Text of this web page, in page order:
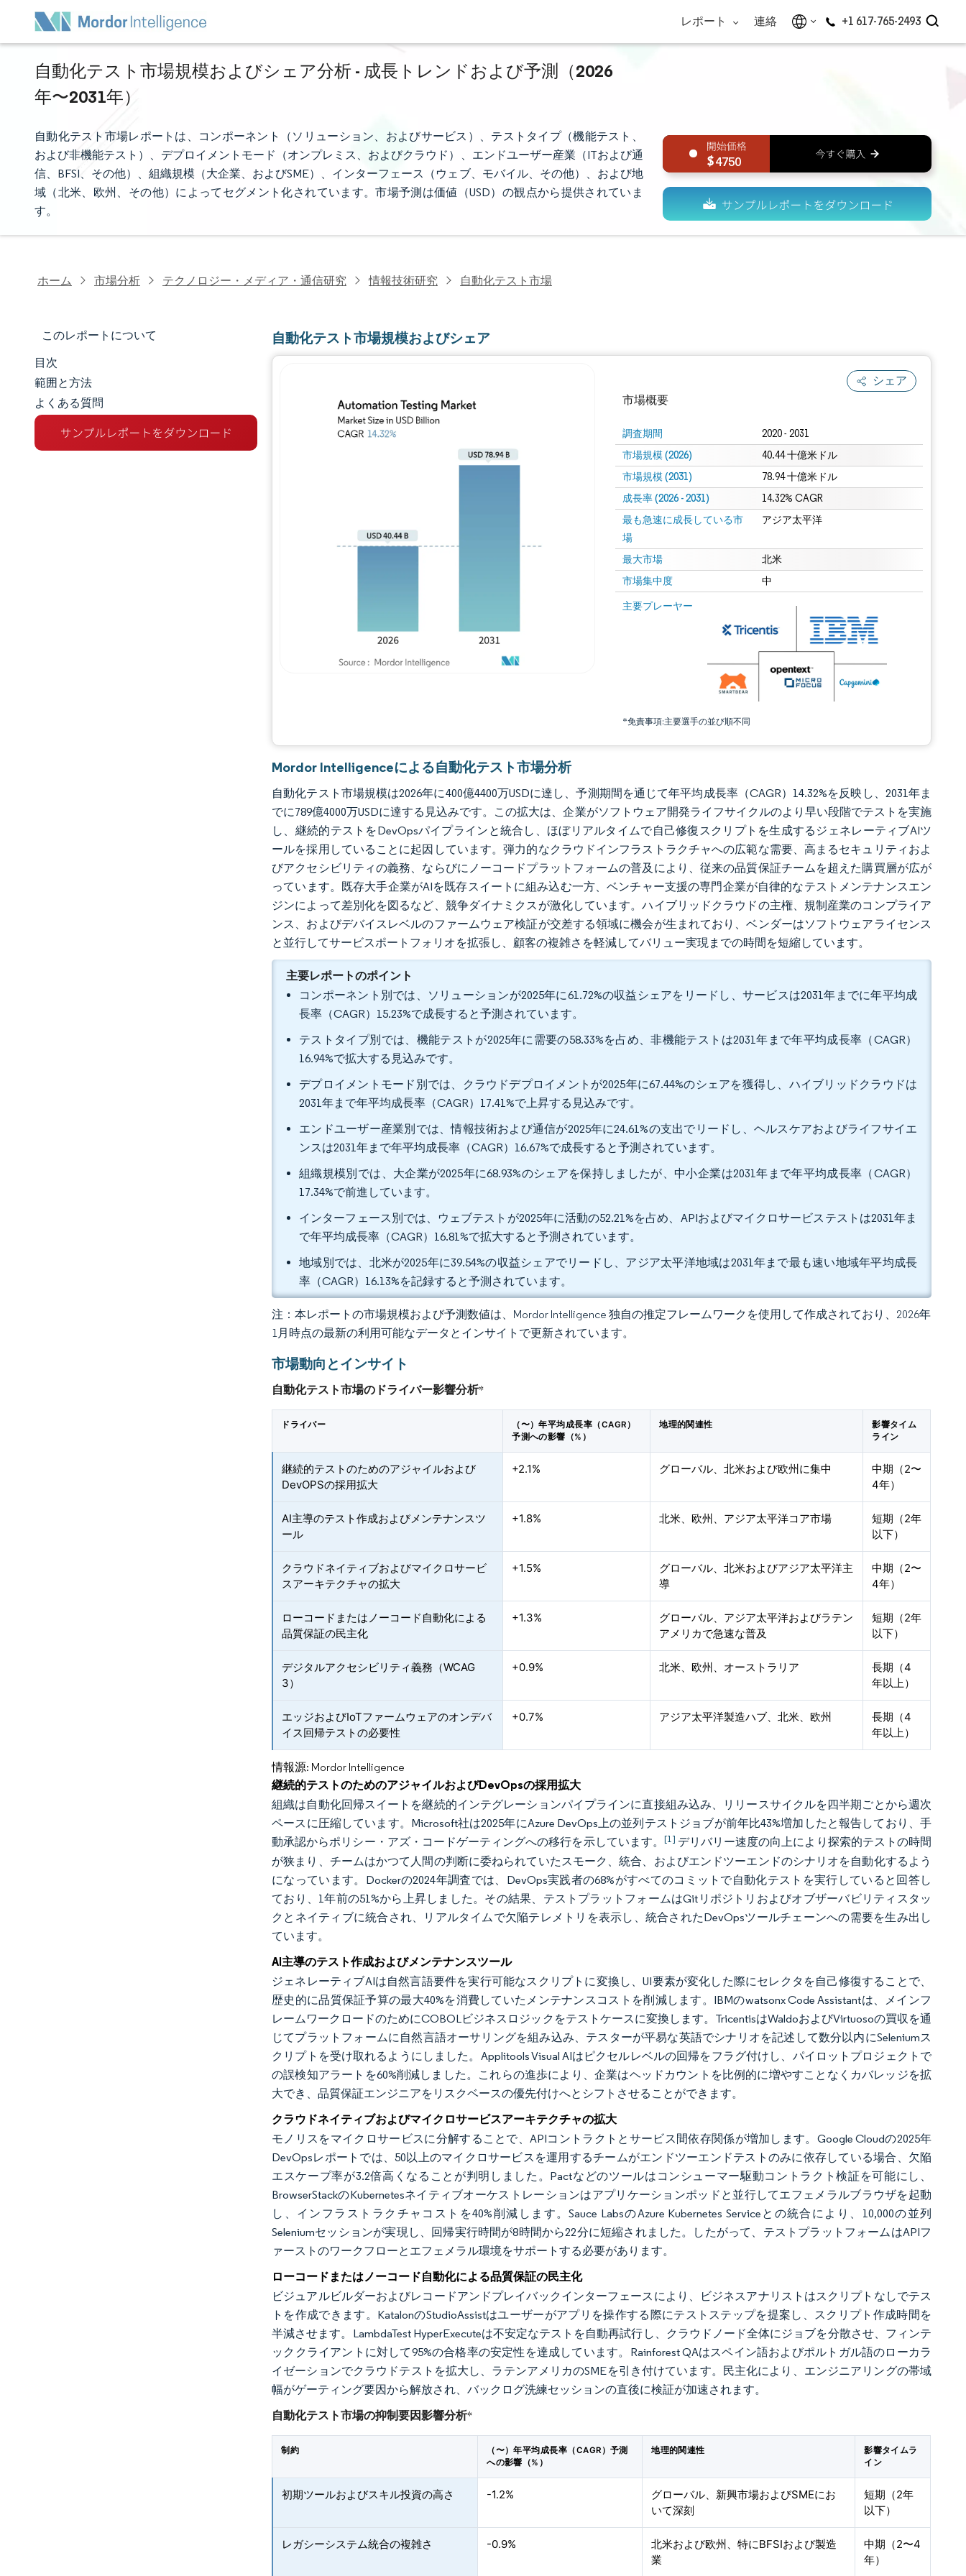
レポート 連絡 +1 617-765-2493
自動化テスト市場規模およびシェア分析 - 成長トレンドおよび予測（2026
年〜2031年）
自動化テスト市場レポートは、コンポーネント（ソリューション、およびサービス）、テストタイプ（機能テスト、
および非機能テスト）、デプロイメントモード（オンプレミス、およびクラウド）、エンドユーザー産業（ITおよび通
信、BFSI、その他）、組織規模（大企業、およびSME）、インターフェース（ウェブ、モバイル、その他）、および地
域（北米、欧州、その他）によってセグメント化されています。市場予測は価値（USD）の観点から提供されていま
す。
4750
ホーム 市場分析 テクノロジー・メディア・通信研究 情報技術研究 自動化テスト市場
このレポートについて
市場規模とシェア
市場分析
トレンドとインサイト
目次
範囲と方法
よくある質問
自動化テスト市場規模およびシェア
シェア
市場概要
調査期間 2020 - 2031
市場規模 (2026) 40.44 十億米ドル
市場規模 (2031) 78.94 十億米ドル
成長率 (2026 - 2031) 14.32% CAGR
最も急速に成長している市
場
アジア太平洋
最大市場 北米
市場集中度 中
主要プレーヤー
*免責事項:主要選手の並び順不同
画像 © Mordor Intelligence。再利用にはCC BY 4.0の表示が必要です。
画像 © Mordor Intelligence。再利用にはCC BY 4.0の表示が必要です。
Mordor Intelligenceによる自動化テスト市場分析
自動化テスト市場規模は2026年に400億4400万USDに達し、予測期間を通じて年平均成長率（CAGR）14.32%を反映し、2031年ま
でに789億4000万USDに達する見込みです。この拡大は、企業がソフトウェア開発ライフサイクルのより早い段階でテストを実施
し、継続的テストをDevOpsパイプラインと統合し、ほぼリアルタイムで自己修復スクリプトを生成するジェネレーティブAIツ
ールを採用していることに起因しています。弾力的なクラウドインフラストラクチャへの広範な需要、高まるセキュリティおよ
びアクセシビリティの義務、ならびにノーコードプラットフォームの普及により、従来の品質保証チームを超えた購買層が広が
っています。既存大手企業がAIを既存スイートに組み込む一方、ベンチャー支援の専門企業が自律的なテストメンテナンスエン
ジンによって差別化を図るなど、競争ダイナミクスが激化しています。ハイブリッドクラウドの主権、規制産業のコンプライア
ンス、およびデバイスレベルのファームウェア検証が交差する領域に機会が生まれており、ベンダーはソフトウェアライセンス
と並行してサービスポートフォリオを拡張し、顧客の複雑さを軽減してバリュー実現までの時間を短縮しています。
主要レポートのポイント
コンポーネント別では、ソリューションが2025年に61.72%の収益シェアをリードし、サービスは2031年までに年平均成
長率（CAGR）15.23%で成長すると予測されています。
テストタイプ別では、機能テストが2025年に需要の58.33%を占め、非機能テストは2031年まで年平均成長率（CAGR）
16.94%で拡大する見込みです。
デプロイメントモード別では、クラウドデプロイメントが2025年に67.44%のシェアを獲得し、ハイブリッドクラウドは
2031年まで年平均成長率（CAGR）17.41%で上昇する見込みです。
エンドユーザー産業別では、情報技術および通信が2025年に24.61%の支出でリードし、ヘルスケアおよびライフサイエ
ンスは2031年まで年平均成長率（CAGR）16.67%で成長すると予測されています。
組織規模別では、大企業が2025年に68.93%のシェアを保持しましたが、中小企業は2031年まで年平均成長率（CAGR）
17.34%で前進しています。
インターフェース別では、ウェブテストが2025年に活動の52.21%を占め、APIおよびマイクロサービステストは2031年ま
で年平均成長率（CAGR）16.81%で拡大すると予測されています。
地域別では、北米が2025年に39.54%の収益シェアでリードし、アジア太平洋地域は2031年まで最も速い地域年平均成長
率（CAGR）16.13%を記録すると予測されています。
注：本レポートの市場規模および予測数値は、Mordor Intelligence 独自の推定フレームワークを使用して作成されており、2026年
1月時点の最新の利用可能なデータとインサイトで更新されています。
市場動向とインサイト
自動化テスト市場のドライバー影響分析*
ドライバー
（〜）年平均成長率（CAGR）
予測への影響（%）
地理的関連性
影響タイム
ライン
継続的テストのためのアジャイルおよび
DevOPSの採用拡大
+2.1% グローバル、北米および欧州に集中
中期（2〜
4年）
AI主導のテスト作成およびメンテナンスツ
ール
+1.8% 北米、欧州、アジア太平洋コア市場
短期（2年
以下）
クラウドネイティブおよびマイクロサービ
スアーキテクチャの拡大
+1.5%
グローバル、北米およびアジア太平洋主
導
中期（2〜
4年）
ローコードまたはノーコード自動化による
品質保証の民主化
+1.3%
グローバル、アジア太平洋およびラテン
アメリカで急速な普及
短期（2年
以下）
デジタルアクセシビリティ義務（WCAG
3）
+0.9% 北米、欧州、オーストラリア
長期（4
年以上）
エッジおよびIoTファームウェアのオンデバ
イス回帰テストの必要性
+0.7% アジア太平洋製造ハブ、北米、欧州
長期（4
年以上）
情報源: Mordor Intelligence
継続的テストのためのアジャイルおよびDevOpsの採用拡大
組織は自動化回帰スイートを継続的インテグレーションパイプラインに直接組み込み、リリースサイクルを四半期ごとから週次
ペースに圧縮しています。Microsoft社は2025年にAzure DevOps上の並列テストジョブが前年比43%増加したと報告しており、手
動承認からポリシー・アズ・コードゲーティングへの移行を示しています。 [1] デリバリー速度の向上により探索的テストの時間
が狭まり、チームはかつて人間の判断に委ねられていたスモーク、統合、およびエンドツーエンドのシナリオを自動化するよう
になっています。Dockerの2024年調査では、DevOps実践者の68%がすべてのコミットで自動化テストを実行していると回答し
ており、1年前の51%から上昇しました。その結果、テストプラットフォームはGitリポジトリおよびオブザーバビリティスタッ
クとネイティブに統合され、リアルタイムで欠陥テレメトリを表示し、統合されたDevOpsツールチェーンへの需要を生み出し
ています。
AI主導のテスト作成およびメンテナンスツール
ジェネレーティブAIは自然言語要件を実行可能なスクリプトに変換し、UI要素が変化した際にセレクタを自己修復することで、
歴史的に品質保証予算の最大40%を消費していたメンテナンスコストを削減します。IBMのwatsonx Code Assistantは、メインフ
レームワークロードのためにCOBOLビジネスロジックをテストケースに変換します。TricentisはWaldoおよびVirtuosoの買収を通
じてプラットフォームに自然言語オーサリングを組み込み、テスターが平易な英語でシナリオを記述して数分以内にSeleniumス
クリプトを受け取れるようにしました。Applitools Visual AIはピクセルレベルの回帰をフラグ付けし、パイロットプロジェクトで
の誤検知アラートを60%削減しました。これらの進歩により、企業はヘッドカウントを比例的に増やすことなくカバレッジを拡
大でき、品質保証エンジニアをリスクベースの優先付けへとシフトさせることができます。
クラウドネイティブおよびマイクロサービスアーキテクチャの拡大
モノリスをマイクロサービスに分解することで、APIコントラクトとサービス間依存関係が増加します。Google Cloudの2025年
DevOpsレポートでは、50以上のマイクロサービスを運用するチームがエンドツーエンドテストのみに依存している場合、欠陥
エスケープ率が3.2倍高くなることが判明しました。Pactなどのツールはコンシューマー駆動コントラクト検証を可能にし、
BrowserStackのKubernetesネイティブオーケストレーションはアプリケーションポッドと並行してエフェメラルブラウザを起動
し、インフラストラクチャコストを40%削減します。Sauce LabsのAzure Kubernetes Serviceとの統合により、10,000の並列
Seleniumセッションが実現し、回帰実行時間が8時間から22分に短縮されました。したがって、テストプラットフォームはAPIフ
ァーストのワークフローとエフェメラル環境をサポートする必要があります。
ローコードまたはノーコード自動化による品質保証の民主化
ビジュアルビルダーおよびレコードアンドプレイバックインターフェースにより、ビジネスアナリストはスクリプトなしでテス
トを作成できます。KatalonのStudioAssistはユーザーがアプリを操作する際にテストステップを提案し、スクリプト作成時間を
半減させます。LambdaTest HyperExecuteは不安定なテストを自動再試行し、クラウドノード全体にジョブを分散させ、フィンテ
ッククライアントに対して95%の合格率の安定性を達成しています。Rainforest QAはスペイン語およびポルトガル語のローカラ
イゼーションでクラウドテストを拡大し、ラテンアメリカのSMEを引き付けています。民主化により、エンジニアリングの帯域
幅がゲーティング要因から解放され、バックログ洗練セッションの直後に検証が加速されます。
自動化テスト市場の抑制要因影響分析*
制約
（〜）年平均成長率（CAGR）予測
への影響（%）
地理的関連性
影響タイムラ
イン
初期ツールおよびスキル投資の高さ -1.2%
グローバル、新興市場およびSMEにお
いて深刻
短期（2年
以下）
レガシーシステム統合の複雑さ -0.9%
北米および欧州、特にBFSIおよび製造
業
中期（2〜4
年）